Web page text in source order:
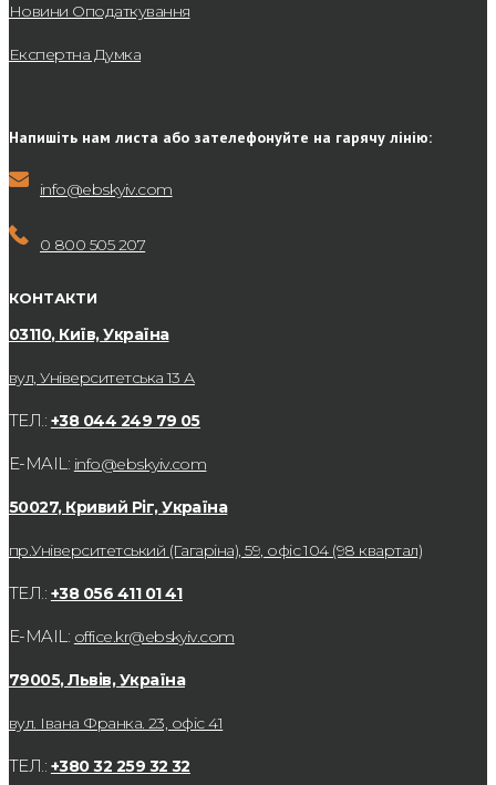
Новини Оподаткування
Експертна Думка
Напишіть нам листа або зателефонуйте на гарячу лінію:
info@ebskyiv.com
0 800 505 207
КОНТАКТИ
03110, Київ, Україна
вул, Університетська 13 А
ТЕЛ.: +38 044 249 79 05
E-MAIL: info@ebskyiv.com
50027, Кривий Ріг, Україна
пр.Університетський (Гагаріна), 59, офіс 104 (98 квартал)
ТЕЛ.: +38 056 411 01 41
E-MAIL: office.kr@ebskyiv.com
79005, Львів, Україна
вул. Івана Франка. 23, офіс 41
ТЕЛ.: +380 32 259 32 32